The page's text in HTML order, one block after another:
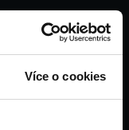
Více o cookies